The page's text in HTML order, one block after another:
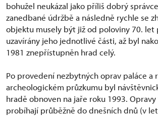
bohužel neukázal jako příliš dobrý
zanedbané údržbě a následně rychle se
objektu musely být již od poloviny 70. let
uzavírány jeho jednotlivé části, až byl
1981 znepřístupněn hrad celý.
Po provedení nezbytných oprav paláce a
archeologickém průzkumu byl
hradě obnoven na jaře roku 1993.
probíhají průběžně do dnešních dnů (v